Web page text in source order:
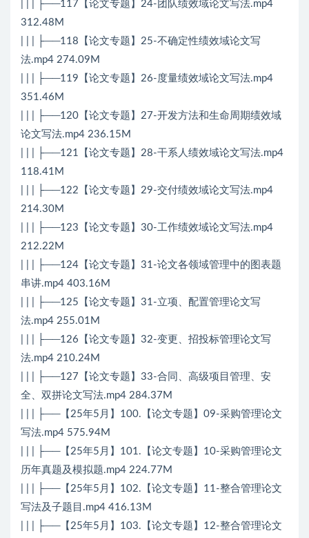
| | | ├──117【论文专题】24-团队绩效域论文写法.mp4
312.48M
| | | ├──118【论文专题】25-不确定性绩效域论文写
法.mp4 274.09M
| | | ├──119【论文专题】26-度量绩效域论文写法.mp4
351.46M
| | | ├──120【论文专题】27-开发方法和生命周期绩效域
论文写法.mp4 236.15M
| | | ├──121【论文专题】28-干系人绩效域论文写法.mp4
118.41M
| | | ├──122【论文专题】29-交付绩效域论文写法.mp4
214.30M
| | | ├──123【论文专题】30-工作绩效域论文写法.mp4
212.22M
| | | ├──124【论文专题】31-论文各领域管理中的图表题
串讲.mp4 403.16M
| | | ├──125【论文专题】31-立项、配置管理论文写
法.mp4 255.01M
| | | ├──126【论文专题】32-变更、招投标管理论文写
法.mp4 210.24M
| | | ├──127【论文专题】33-合同、高级项目管理、安
全、双拼论文写法.mp4 284.37M
| | | ├──【25年5月】100.【论文专题】09-采购管理论文
写法.mp4 575.94M
| | | ├──【25年5月】101.【论文专题】10-采购管理论文
历年真题及模拟题.mp4 224.77M
| | | ├──【25年5月】102.【论文专题】11-整合管理论文
写法及子题目.mp4 416.13M
| | | ├──【25年5月】103.【论文专题】12-整合管理论文